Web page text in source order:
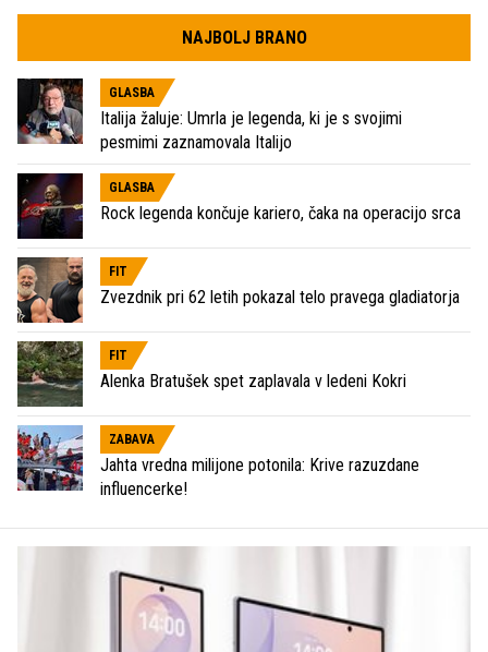
NAJBOLJ BRANO
GLASBA
Italija žaluje: Umrla je legenda, ki je s svojimi
pesmimi zaznamovala Italijo
GLASBA
Rock legenda končuje kariero, čaka na operacijo srca
FIT
Zvezdnik pri 62 letih pokazal telo pravega gladiatorja
FIT
Alenka Bratušek spet zaplavala v ledeni Kokri
ZABAVA
Jahta vredna milijone potonila: Krive razuzdane
influencerke!